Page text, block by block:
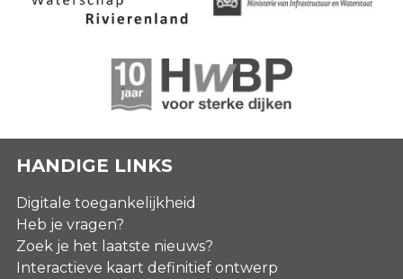
HANDIGE LINKS
Digitale toegankelijkheid
Heb je vragen?
Zoek je het laatste nieuws?
Interactieve kaart definitief ontwerp